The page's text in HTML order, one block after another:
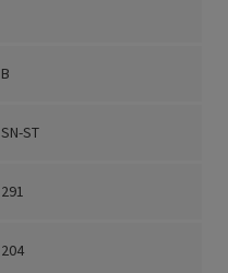
B
SN-ST
291
204